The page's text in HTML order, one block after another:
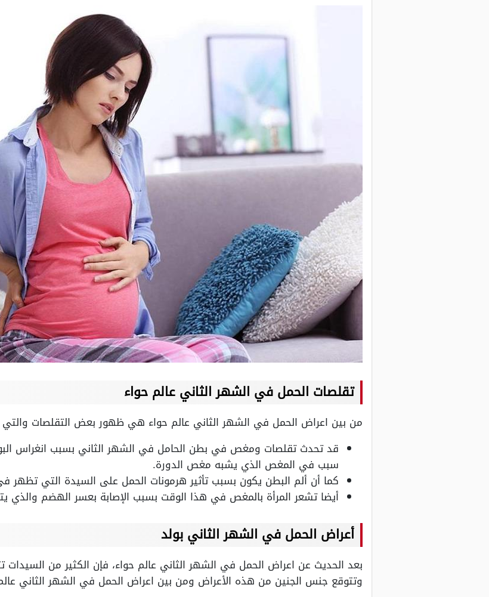
تقلصات الحمل في الشهر الثاني عالم حواء
من بين اعراض الحمل في الشهر الثاني عالم حواء هي ظهور بعض التقلصات والتي
قد تحدث تقلصات ومغص في بطن الحامل في الشهر الثاني بسبب انغراس
سبب في المغص الذي يشبه مغص الدورة.
كما أن ألم البطن يكون بسبب تأثير هرمونات الحمل على السيدة التي تظهر
أيضا تشعر المرأة بالمغص في هذا الوقت بسبب الإصابة بعسر الهضم والذي
أعراض الحمل في الشهر الثاني بولد
بعد الحديث عن اعراض الحمل في الشهر الثاني عالم حواء، فإن الكثير من السيدات
وتتوقع جنس الجنين من هذه الأعراض ومن بين اعراض الحمل في الشهر الثاني